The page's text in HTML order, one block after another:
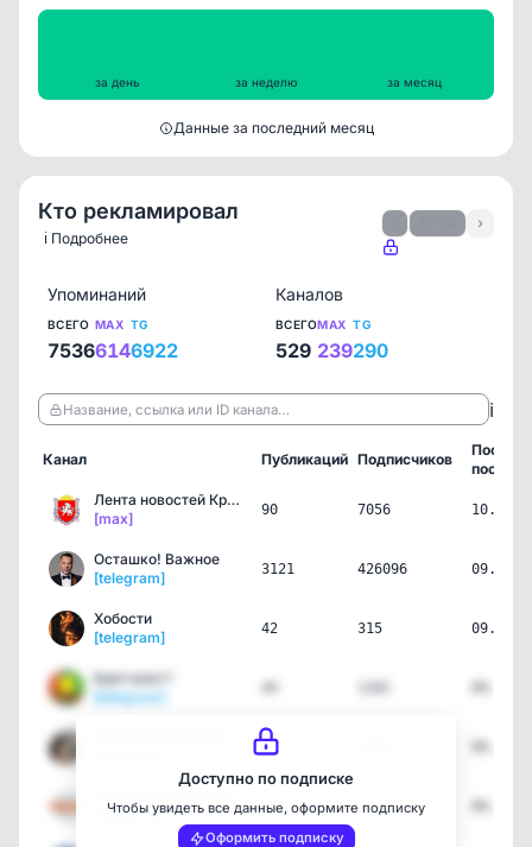
за день за неделю за месяц
Данные за последний месяц
Кто рекламировал
ℹ️ Подробнее
›
Упоминаний
ВСЕГО
7536
MAX
614
TG
6922
Каналов
ВСЕГО
529
MAX
239
TG
290
Название, ссылка или ID канала… ℹ️
Канал Публикаций Подписчиков
пост
Лента новостей Крыма
[max]
90 7056
Осташко! Важное
[telegram]
3121 426096
Хобости
[telegram]
42 315
Братчане🌞
[telegram]
12
[telegram]
129 791
Доступно по подписке
Чтобы увидеть все данные, оформите подписку
Оформить подписку